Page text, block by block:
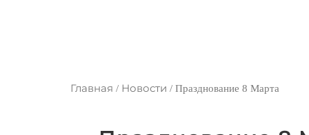
Главная / Новости / Празднование 8 Марта